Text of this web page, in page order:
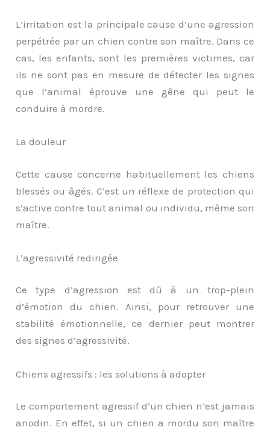
L’irritation est la principale cause d’une agression
perpétrée par un chien contre son maître. Dans ce
cas, les enfants, sont les premières victimes, car
ils ne sont pas en mesure de détecter les signes
que l’animal éprouve une gêne qui peut le
conduire à mordre.
La douleur
Cette cause concerne habituellement les chiens
blessés ou âgés. C’est un réflexe de protection qui
s’active contre tout animal ou individu, même son
maître.
L’agressivité redirigée
Ce type d’agression est dû à un trop-plein
d’émotion du chien. Ainsi, pour retrouver une
stabilité émotionnelle, ce dernier peut montrer
des signes d’agressivité.
Chiens agressifs : les solutions à adopter
Le comportement agressif d’un chien n’est jamais
anodin. En effet, si un chien a mordu son maître